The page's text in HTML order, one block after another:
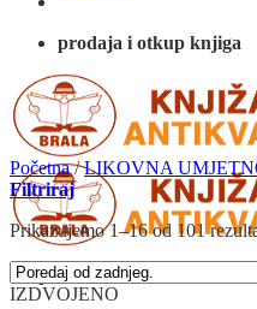
prodaja i otkup knjiga
Početna / LIKOVNA
Filtriraj
Prikazujemo 1–16 od 101
IZDVOJENO